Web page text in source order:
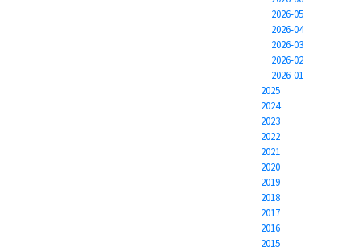
2026-05
2026-04
2026-03
2026-02
2026-01
2025
2024
2023
2022
2021
2020
2019
2018
2017
2016
2015